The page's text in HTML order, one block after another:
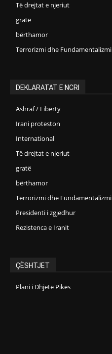
Të drejtat e njeriut
gratë
bërthamor
Terrorizmi dhe Fundamentalizmi
DEKLARATAT E NCRI
Ashraf / Liberty
Irani proteston
International
Të drejtat e njeriut
gratë
bërthamor
Terrorizmi dhe Fundamentalizmi
Presidenti i zgjedhur
Rezistenca e Iranit
ÇËSHTJET
Plani i Dhjetë Pikës